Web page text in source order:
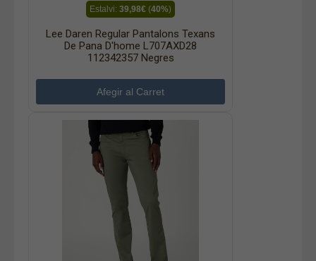
Estalvi: 39,98€ (40%)
Lee Daren Regular Pantalons Texans
De Pana D'home L707AXD28
112342357 Negres